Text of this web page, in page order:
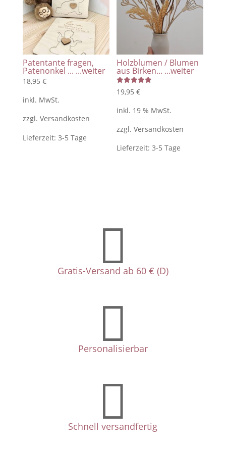
Patentante fragen,
Patenonkel ... ...weiter
18,95 €
inkl. MwSt.
zzgl. Versandkosten
Lieferzeit: 3-5 Tage
Holzblumen / Blumen
aus Birken... ...weiter
Bewertet
mit
von 5
19,95€
inkl. 19 % MwSt.
zzgl.Versandkosten
Lieferzeit:3-5 Tage

Gratis-Versand ab 60 € (D)

Personalisierbar

Schnell versandfertig